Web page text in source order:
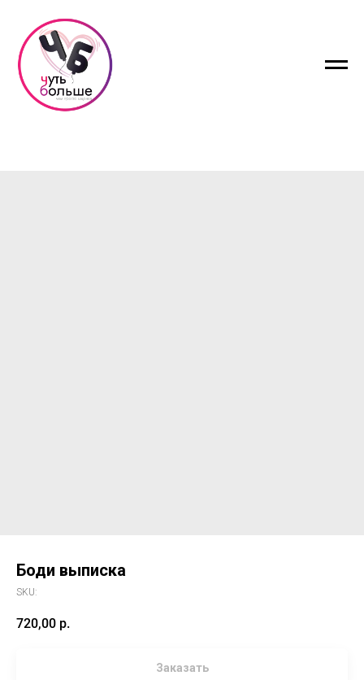
Боди выписка
SKU:
720,00 р.
Заказать